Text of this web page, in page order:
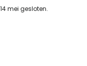
mei gesloten.